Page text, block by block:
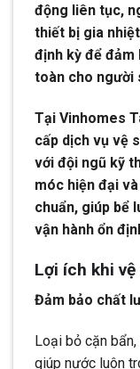
động liên tục,
thiết bị gia
định kỳ để đảm
toàn cho người
Tại Vinhomes
cấp dịch vụ vệ
với đội ngũ kỹ
móc hiện đại
chuẩn, giúp bể
vận hành ổn
Lợi ích khi
Đảm bảo chất
Loại bỏ cặn
giúp nước luôn